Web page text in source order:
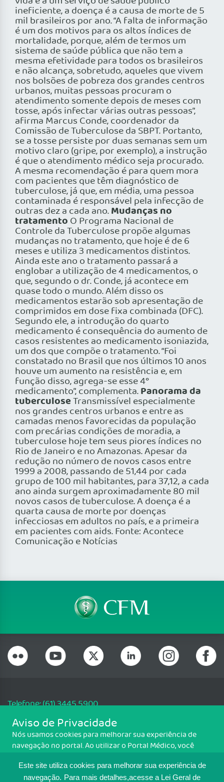
Este site utiliza cookies para melhorar sua experiência de
navegação. Para mais detalhes,acesse a Lei Geral de
ineficiente, a doença é a causa de morte de 5
mil brasileiros por ano. “A falta de informação
é um dos motivos para os altos índices de
mortalidade, porque, além de termos um
sistema de saúde pública que não tem a
mesma efetividade para todos os brasileiros
e não alcança, sobretudo, aqueles que vivem
nos bolsões de pobreza dos grandes centros
urbanos, muitas pessoas procuram o
atendimento somente depois de meses com
tosse, após infectar várias outras pessoas”,
afirma Marcus Conde, coordenador da
Comissão de Tuberculose da SBPT. Portanto,
se a tosse persiste por duas semanas sem um
motivo claro (gripe, por exemplo), a instrução
é que o atendimento médico seja procurado.
A mesma recomendação é para quem mora
com pacientes que têm diagnóstico de
tuberculose, já que, em média, uma pessoa
contaminada é responsável pela infecção de
outras dez a cada ano.Mudanças no
tratamento O Programa Nacional de
Controle da Tuberculose propõe algumas
mudanças no tratamento, que hoje é de 6
meses e utiliza 3 medicamentos distintos.
Ainda este ano o tratamento passará a
englobar a utilização de 4 medicamentos, o
que, segundo o dr. Conde, já acontece em
quase todo o mundo. Além disso os
medicamentos estarão sob apresentação de
comprimidos em dose fixa combinada (DFC).
Segundo ele, a introdução do quarto
medicamento é consequência do aumento de
casos resistentes ao medicamento isoniazida,
um dos que compõe o tratamento. “Foi
constatado no Brasil que nos últimos 10 anos
houve um aumento na resistência e, em
função disso, agrega-se esse 4°
medicamento”, complementa.Panorama da
tuberculoseTransmissível especialmente
nos grandes centros urbanos e entre as
camadas menos favorecidas da população
com precárias condições de moradia, a
tuberculose hoje tem seus piores índices no
Rio de Janeiro e no Amazonas. Apesar da
redução no número de novos casos entre
1999 a 2008, passando de 51,44 por cada
grupo de 100 mil habitantes, para 37,12, a cada
ano ainda surgem aproximadamente 80 mil
novos casos de tuberculose. A doença é a
quarta causa de morte por doenças
infecciosas em adultos no país, e a primeira
em pacientes com aids. Fonte: Acontece
Comunicação e Notícias
Telefone: (61) 3445 5900
Email: cfm@portalmedico.org.br
SGAS 616, Conjunto D, Lote 115, L2 Sul, Brasília/DF - CEP: 70200-760 -
CNPJ: 33.583.550/0001-30
Aviso de Privacidade
Nós usamos cookies para melhorar sua experiência de
navegação no portal. Ao utilizar o Portal Médico, você
Para ter mais informações sobre como isso é feito, acesse
Política de cookies. Se você concorda, clique em ACEITO.